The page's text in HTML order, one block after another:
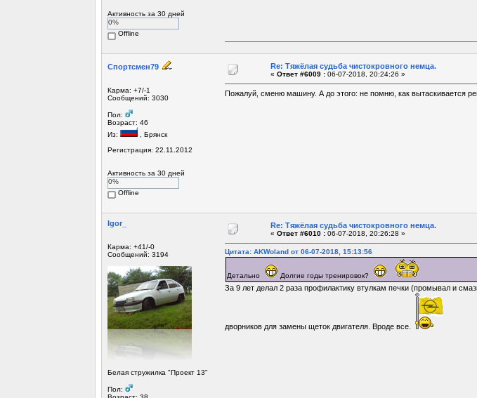
Активность за 30 дней
0%
Offline
Спортсмен79
Карма: +7/-1
Сообщений: 3030
Пол:
Возраст: 46
Из:
, Брянск
Регистрация: 22.11.2012
Активность за 30 дней
0%
Offline
Re: Тяжёлая судьба чистокровного немца.
« Ответ #6009 :06-07-2018, 20:24:26 »
Пожалуй, сменю машину. А до этого: не помню, как вытаскивается
Igor_
Карма: +41/-0
Сообщений: 3194
Белая стружилка "Проект 13"
Пол:
Re: Тяжёлая судьба чистокровного немца.
« Ответ #6010 :06-07-2018, 20:26:28 »
Цитата: AKWoland от 06-07-2018, 15:13:56
Детально Долгие годы тренировок?
За 9 лет делал 2 раза профилактику втулкам печки (промывал и
дворников для замены щеток двигателя. Вроде все.